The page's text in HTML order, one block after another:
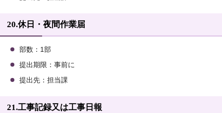
20.休日・夜間作業届
部数：1部
提出期限：事前に
提出先：担当課
21.工事記録又は工事日報